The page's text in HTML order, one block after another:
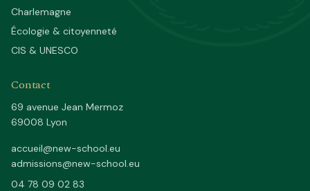
Charlemagne
Écologie & citoyenneté
CIS & UNESCO
Contact
69 avenue Jean Mermoz
69008 Lyon
accueil@new-school.eu
admissions@new-school.eu
04 78 09 02 83